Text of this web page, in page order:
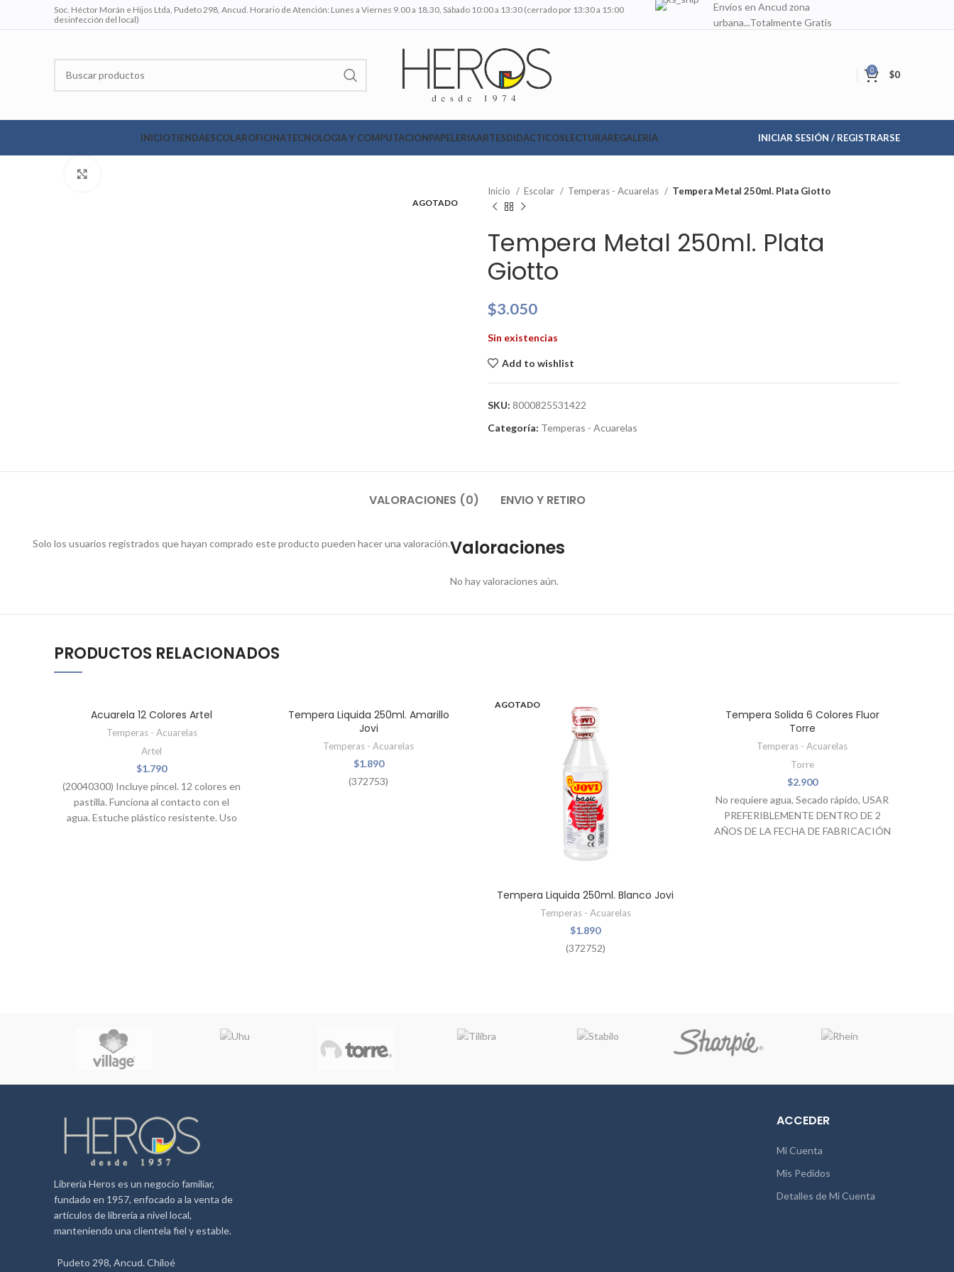
Soc. Héctor Morán e Hijos Ltda, Pudeto 298, Ancud. Horario de Atención: Lunes a Viernes 9.00 a 18.30, Sábado 10:00 a 13:30 (cerrado por 13:30 a 15:00
desinfección del local)
Envíos en Ancud zona
urbana...Totalmente Gratis
0 $0
INICIOTIENDAESCOLAROFICINATECNOLOGIA Y COMPUTACIONPAPELERIAARTESDIDACTICOSLECTURAREGALERIA INICIAR SESIÓN / REGISTRARSE
AGOTADO
Inicio
Escolar Temperas - Acuarelas Tempera Metal 250ml. Plata Giotto
Tempera Metal 250ml. Plata
Giotto
$3.050
Sin existencias
Add to wishlist
SKU: 8000825531422
Categoría: Temperas - Acuarelas
VALORACIONES (0) ENVIO Y RETIRO
Valoraciones
No hay valoraciones aún.
Solo los usuarios registrados que hayan comprado este producto pueden hacer una valoración.
PRODUCTOS RELACIONADOS
Acuarela 12 Colores Artel
Temperas - Acuarelas
Artel
$1.790
(20040300) Incluye pincel. 12 colores en
pastilla. Funciona al contacto con el
agua. Estuche plástico resistente. Uso
Tempera Liquida 250ml. Amarillo
Jovi
Temperas - Acuarelas
$1.890
(372753)
AGOTADO
Tempera Liquida 250ml. Blanco Jovi
Temperas - Acuarelas
$1.890
(372752)
Tempera Solida 6 Colores Fluor
Torre
Temperas - Acuarelas
Torre
$2.900
No requiere agua, Secado rápido, USAR
PREFERIBLEMENTE DENTRO DE 2
AÑOS DE LA FECHA DE FABRICACIÓN
Librería Heros es un negocio familiar,
fundado en 1957, enfocado a la venta de
artículos de librería a nivel local,
manteniendo una clientela fiel y estable.
Pudeto 298, Ancud. Chiloé
ACCEDER
Mi Cuenta
Mis Pedidos
Detalles de Mi Cuenta